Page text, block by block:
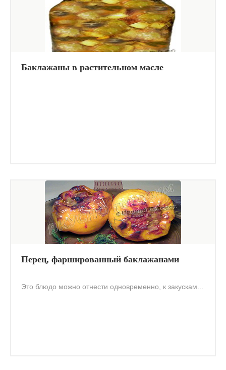
Баклажаны в растительном масле
Перец, фаршированный баклажанами
Это блюдо можно отнести одновременно, к закускам...